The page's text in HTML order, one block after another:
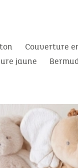
Couverture
jaune